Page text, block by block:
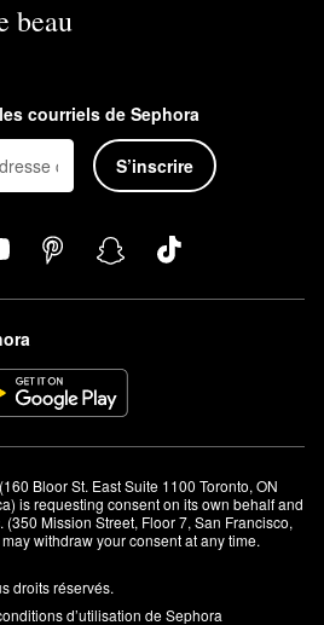
beau
courriels de Sephora
S’inscrire
Bloor St. East Suite 1100 Toronto, ON
is requesting consent on its own behalf and
Mission Street, Floor 7, San Francisco,
withdraw your consent at any time.
droits réservés.
d’utilisation de Sephora